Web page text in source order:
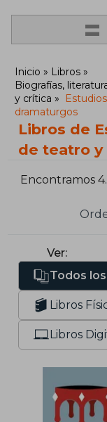
=
Inicio
Libros
Biografías,
y crítica
dramaturgos
Libros de
de teatro
Encontramos
Ver:
Todos
Libros
Libros